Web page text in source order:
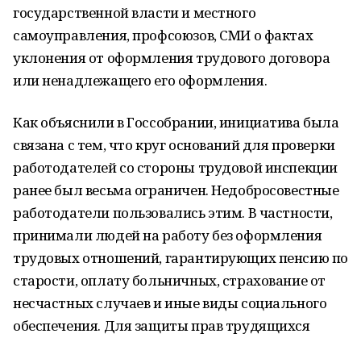
государственной власти и местного
самоуправления, профсоюзов, СМИ о фактах
уклонения от оформления трудового договора
или ненадлежащего его оформления.
Как объяснили в Госсобрании, инициатива была
связана с тем, что круг оснований для проверки
работодателей со стороны трудовой инспекции
ранее был весьма ограничен. Недобросовестные
работодатели пользовались этим. В частности,
принимали людей на работу без оформления
трудовых отношений, гарантирующих пенсию по
старости, оплату больничных, страхование от
несчастных случаев и иные виды социального
обеспечения. Для защиты прав трудящихся